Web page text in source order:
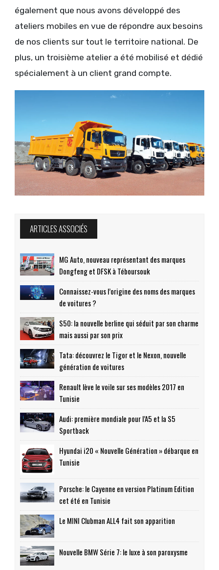
également que nous avons développé des
ateliers mobiles en vue de répondre aux besoins
de nos clients sur tout le territoire national. De
plus, un troisième atelier a été mobilisé et dédié
spécialement à un client grand compte.
ARTICLES ASSOCIÉS
MG Auto, nouveau représentant des marques
Dongfeng et DFSK à Téboursouk
Connaissez-vous l’origine des noms des marques
de voitures ?
S50: la nouvelle berline qui séduit par son charme
mais aussi par son prix
Tata: découvrez le Tigor et le Nexon, nouvelle
génération de voitures
Renault lève le voile sur ses modèles 2017 en
Tunisie
Audi: première mondiale pour l’A5 et la S5
Sportback
Hyundai i20 « Nouvelle Génération » débarque en
Tunisie
Porsche: le Cayenne en version Platinum Edition
cet été en Tunisie
Le MINI Clubman ALL4 fait son apparition
Nouvelle BMW Série 7: le luxe à son paroxysme